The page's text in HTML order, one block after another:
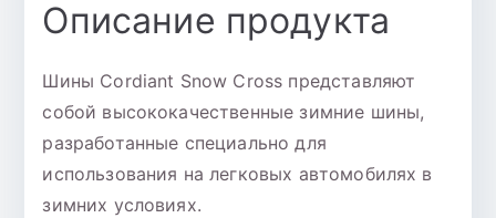
Описание продукта
Шины Cordiant Snow Cross представляют
собой высококачественные зимние шины,
разработанные специально для
использования на легковых автомобилях в
зимних условиях.